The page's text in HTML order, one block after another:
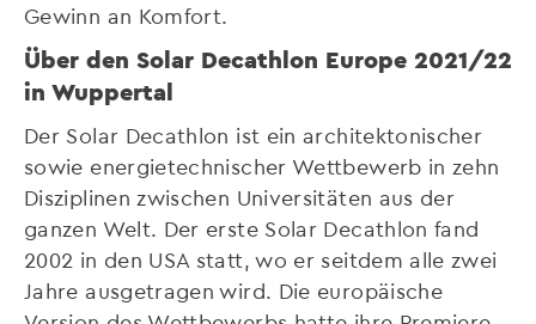
Gewinn an Komfort.
Über den Solar Decathlon Europe 2021/22
in Wuppertal
Der Solar Decathlon ist ein architektonischer
sowie energietechnischer Wettbewerb in zehn
Disziplinen zwischen Universitäten aus der
ganzen Welt. Der erste Solar Decathlon fand
2002 in den USA statt, wo er seitdem alle zwei
Jahre ausgetragen wird. Die europäische